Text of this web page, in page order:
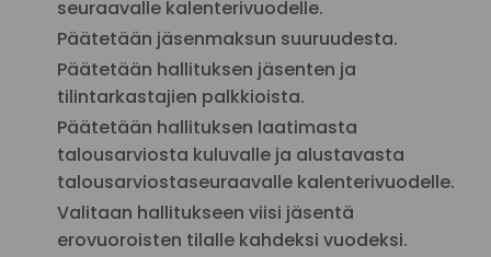
seuraavalle kalenterivuodelle.
Päätetään jäsenmaksun suuruudesta.
Päätetään hallituksen jäsenten ja
tilintarkastajien palkkioista.
Päätetään hallituksen laatimasta
talousarviosta kuluvalle ja alustavasta
talousarviostaseuraavalle kalenterivuodelle.
Valitaan hallitukseen viisi jäsentä
erovuoroisten tilalle kahdeksi vuodeksi.